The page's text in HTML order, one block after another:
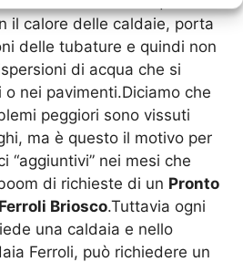
il calore delle caldaie, porta
delle tubature e quindi non
di acqua che si
nei pavimenti.Diciamo che
peggiori sono vissuti
ma è questo il motivo per
“aggiuntivi” nei mesi che
di richieste di un Pronto
Briosco.Tuttavia ogni
una caldaia e nello
Ferroli, può richiedere un